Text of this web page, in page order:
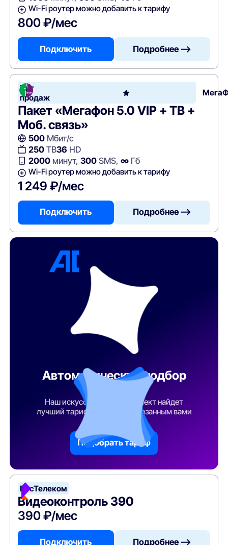
Wi-Fi роутер можно добавить к тарифу
800 ₽/мес
Подключить Подробнее —>
Хит
продаж
Пакет «Мегафон 5.0 VIP + ТВ +
Моб. связь»
500Мбит/с
250ТВ36 HD
2000минут, 300SMS, ∞Гб
Wi-Fi роутер можно добавить к тарифу
1 249 ₽/мес
Подключить Подробнее —>
Автоматический подбор
Наш искусственный интеллект найдет
лучший тарифный план по указанным вами
Подобрать тариф
РосТелеком
Видеоконтроль 390
390 ₽/мес
Подключить Подробнее —>